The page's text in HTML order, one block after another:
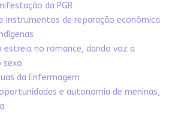
da PGR
instrumentos de reparação econômica
estreia no romance, dando voz a
sexo
da Enfermagem
e autonomia de meninas,